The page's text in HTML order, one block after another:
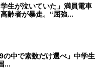
学生が泣いていた」満員電車
齢者が暴走。“屈強...
の中で素数だけ選べ」中学生
...